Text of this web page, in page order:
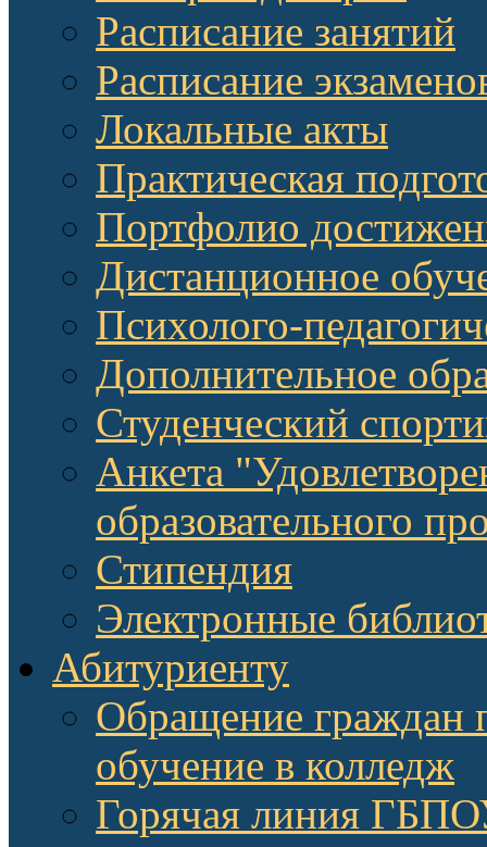
Расписание занятий
Расписание
Локальные акты
Практическая
Портфолио
Дистанционное
Психолого-
Дополнительное
Студенческий
Анкета
образовательного
Стипендия
Электронные
Абитуриенту
Обращение граждан
обучение в колледж
Горячая линия